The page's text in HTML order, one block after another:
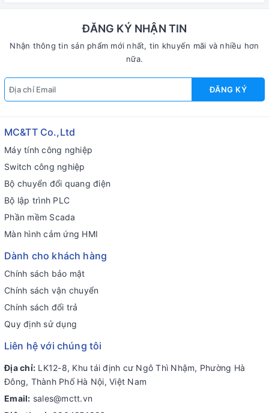
ĐĂNG KÝ NHẬN TIN
Nhận thông tin sản phẩm mới nhất, tin khuyến mãi và nhiều hơn
nữa.
ĐĂNG KÝ
MC&TT Co.,Ltd
Máy tính công nghiệp
Switch công nghiệp
Bộ chuyển đổi quang điện
Bộ lập trình PLC
Phần mềm Scada
Màn hình cảm ứng HMI
Dành cho khách hàng
Chính sách bảo mật
Chính sách vận chuyển
Chính sách đổi trả
Quy định sử dụng
Liên hệ với chúng tôi
Địa chỉ: LK12-8, Khu tái định cư Ngô Thì Nhậm, Phường Hà
Đông, Thành Phố Hà Nội, Việt Nam
Email: sales@mctt.vn